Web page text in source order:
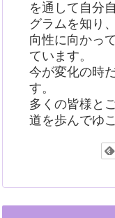
を通して自分
グラムを知り
向性に向かっ
ています。
今が変化の時
す。
多くの皆様と
道を歩んでゆ